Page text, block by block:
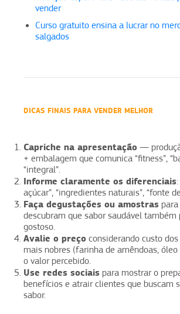
vender
Curso gratuito ensina a lucrar no
salgados
DICAS FINAIS PARA VENDER MELHOR
Capriche na apresentação —
+ embalagem que comunica “fitness”,
“integral”.
Informe claramente os diferenciais
açúcar”, “ingredientes naturais”, “fonte
Faça degustações ou amostras
descubram que sabor saudável também
gostoso.
Avalie o preço considerando custo
mais nobres (farinha de amêndoas, óleo
o valor percebido.
Use redes sociais para mostrar o
benefícios e atrair clientes que buscam
sabor.